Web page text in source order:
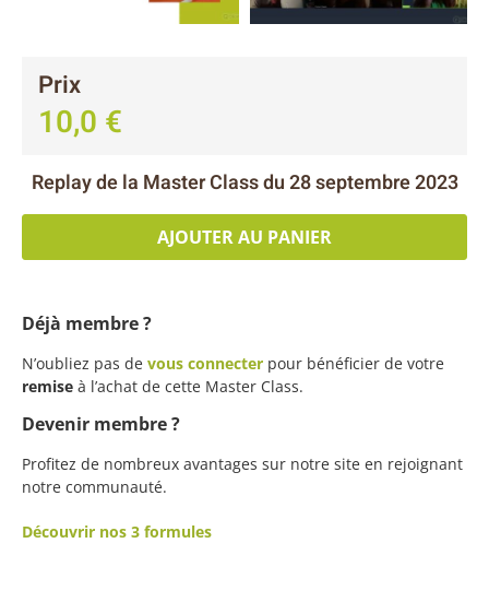
Prix
10,0 €
Replay de la Master Class du 28 septembre 2023
AJOUTER AU PANIER
Déjà membre ?
N’oubliez pas de vous connecter pour bénéficier de votre
remise à l’achat de cette Master Class.
Devenir membre ?
Profitez de nombreux avantages sur notre site en rejoignant
notre communauté.
Découvrir nos 3 formules